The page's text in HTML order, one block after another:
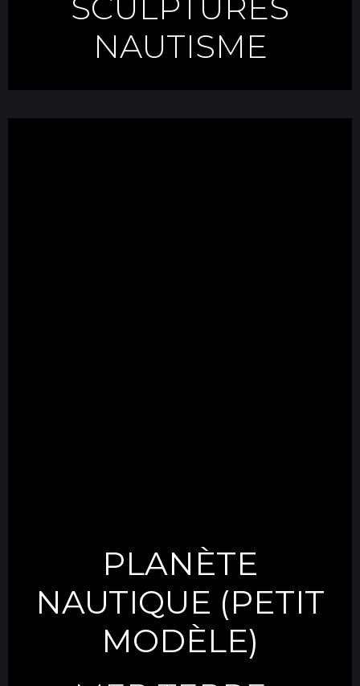
NAUTISME
PLANÈTE
NAUTIQUE (PETIT
MODÈLE)